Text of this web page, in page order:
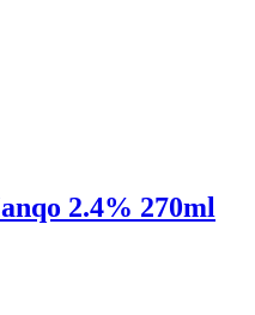
2.4% 270ml